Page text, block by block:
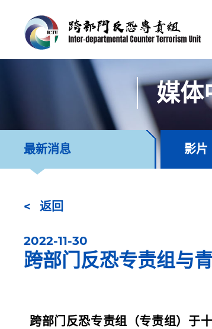
媒体
最新消息 影片
返回
2022-11-30
跨部门反恐专责组与
跨部门反恐专责组（专责组）于